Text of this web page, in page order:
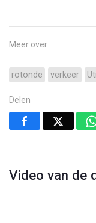
Meer over
rotonde verkeer
Delen
Video van de